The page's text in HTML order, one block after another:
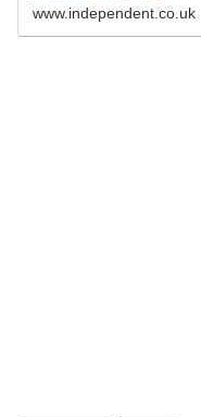
www.independent.co.uk